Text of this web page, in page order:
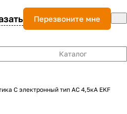
Перезвоните мне
Каталог
C электронный тип AС 4,5кА EKF